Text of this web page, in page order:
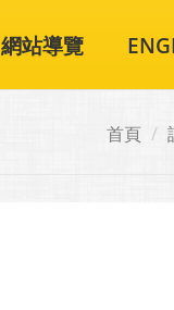
網站導覽
首頁